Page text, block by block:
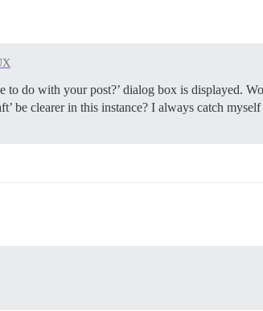
to do with your post?’ dialog box is displayed.
be clearer in this instance? I always catch